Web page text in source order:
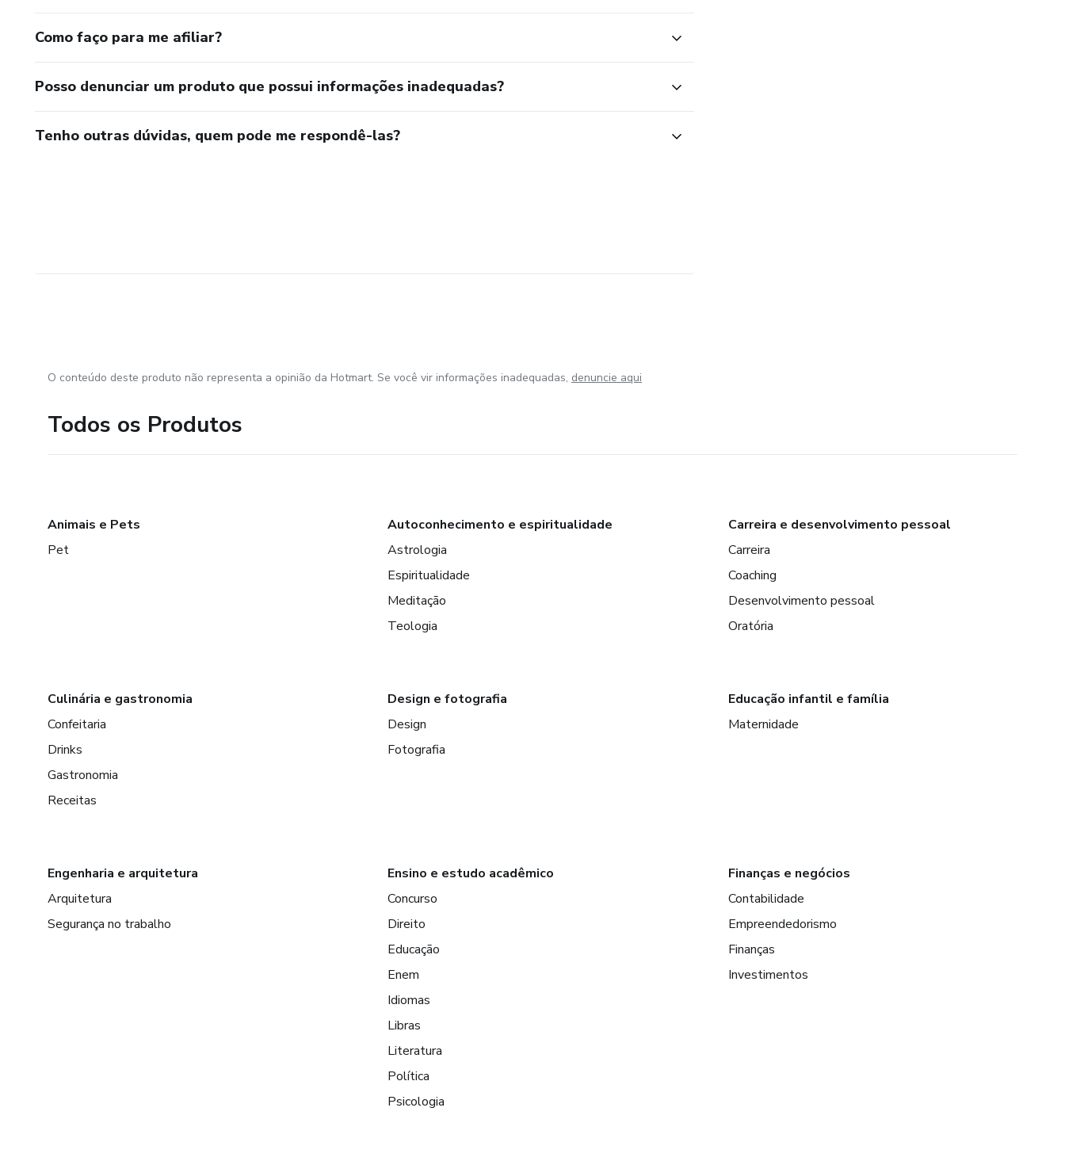
Como faço para me afiliar?
Posso denunciar um produto que possui informações inadequadas?
Tenho outras dúvidas, quem pode me respondê-las?
O conteúdo deste produto não representa a opinião da Hotmart. Se você vir informações inadequadas, denuncie aqui
Todos os Produtos
Animais e Pets
Pet
Autoconhecimento e espiritualidade
Astrologia
Espiritualidade
Meditação
Teologia
Carreira e desenvolvimento pessoal
Carreira
Coaching
Desenvolvimento pessoal
Oratória
Culinária e gastronomia
Confeitaria
Drinks
Gastronomia
Receitas
Design e fotografia
Design
Fotografia
Educação infantil e família
Maternidade
Engenharia e arquitetura
Arquitetura
Segurança no trabalho
Ensino e estudo acadêmico
Concurso
Direito
Educação
Enem
Idiomas
Libras
Literatura
Política
Psicologia
Finanças e negócios
Contabilidade
Empreendedorismo
Finanças
Investimentos